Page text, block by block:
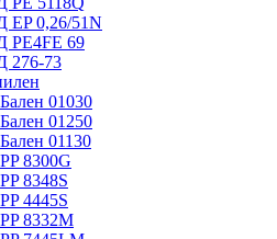
0,26/51N
PE4FE 69
276-73
01030
01250
01130
8300G
8348S
4445S
8332M